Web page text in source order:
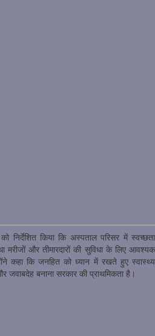
निर्देशित किया कि अस्पताल परिसर में स्वच्छता
और तीमारदारों की सुविधा के लिए आवश्यक
कहा कि जनहित को ध्यान में रखते हुए स्वास्थ्य
बनाना सरकार की प्राथमिकता है।